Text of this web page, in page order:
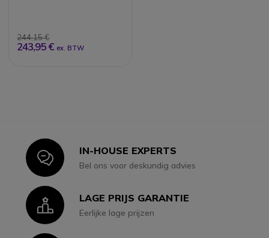
244,15 €
243,95 € ex. BTW
IconIN-HOUSE EXPERTS
Bel ons voor deskundig advies
IconLAGE PRIJS GARANTIE
Eerlijke lage prijzen